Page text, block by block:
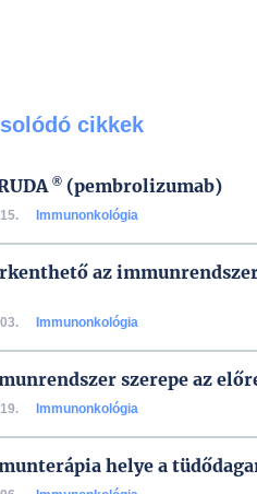
cikkek
®(pembrolizumab)
Immunonkológia
az
Immunonkológia
szerepe az
Immunonkológia
helye a